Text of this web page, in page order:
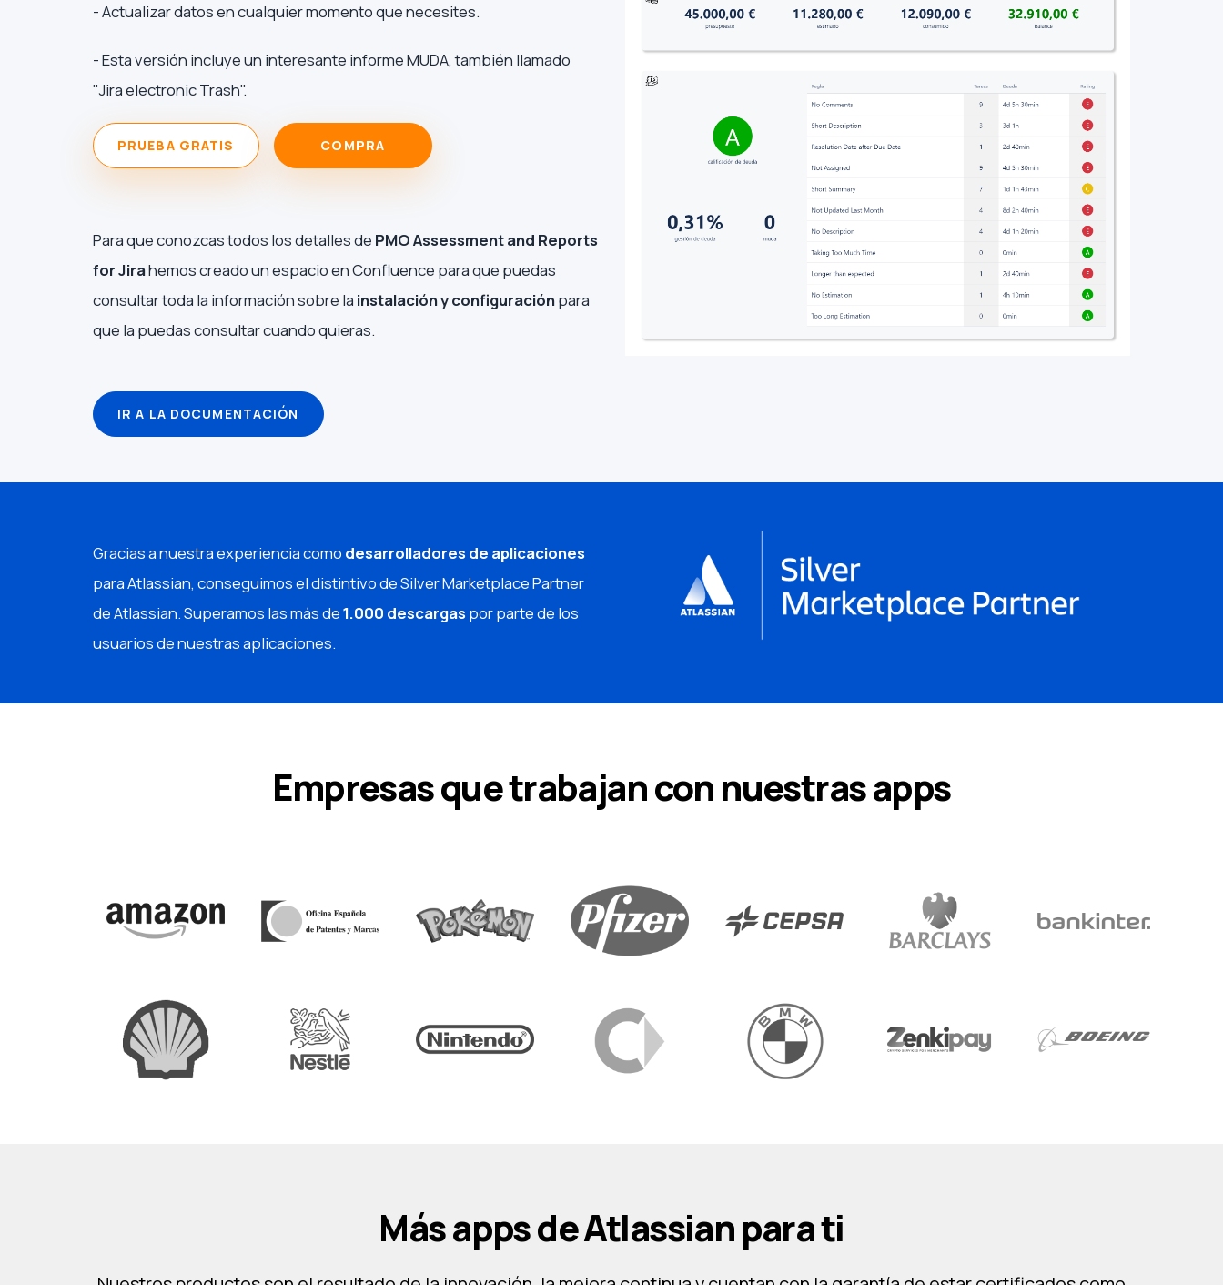
- Actualizar datos en cualquier momento que necesites.
- Esta versión incluye un interesante informe MUDA, también llamado
"Jira electronic Trash".
PRUEBA GRATIS COMPRA
Para que conozcas todos los detalles de PMO Assessment and Reports
for Jirahemos creado un espacio en Confluence para que puedas
consultar toda la información sobre la instalación y configuraciónpara
que la puedas consultar cuando quieras.
IR A LA DOCUMENTACIÓN
Gracias a nuestra experiencia como desarrolladores de aplicaciones
para Atlassian, conseguimos el distintivo de Silver Marketplace Partner
de Atlassian. Superamos las más de1.000 descargas por parte de los
usuarios de nuestras aplicaciones.
Empresas que trabajan con nuestras apps
Más apps de Atlassian para ti